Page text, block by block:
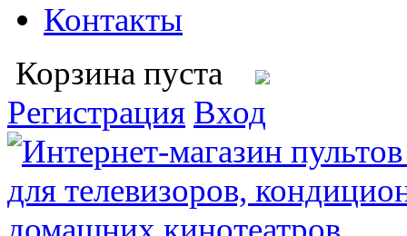
Контакты
Корзина пуста
Регистрация Вход